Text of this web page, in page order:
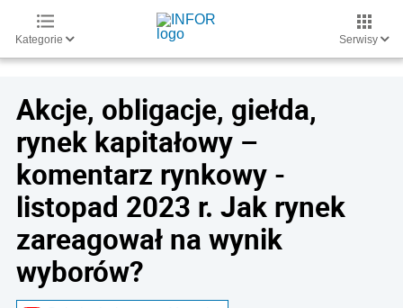
Kategorie Serwisy
Akcje, obligacje, giełda,
rynek kapitałowy –
komentarz rynkowy -
listopad 2023 r. Jak rynek
zareagował na wynik
wyborów?